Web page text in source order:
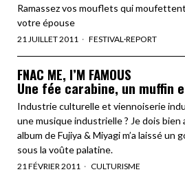
Ramassez vos mouflets qui
votre épouse
21 JUILLET 2011 FESTIVAL·REPORT
FNAC ME, I’M FAMOUS
Une fée carabine, un muffin
Industrie culturelle et viennoiserie
une musique industrielle ? Je dois
album de Fujiya & Miyagi m’a laissé
sous la voûte palatine.
21 FÉVRIER 2011 CULTURISME